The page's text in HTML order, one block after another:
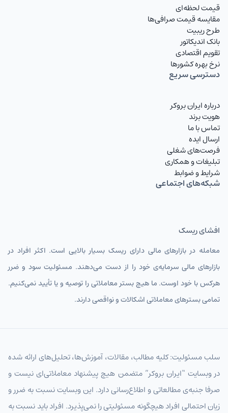
قیمت لحظه‌ای
مقایسه قیمت صرافی‌ها
طرح ریبیت
بانک اندیکاتور
تقویم اقتصادی
نرخ بهره کشورها
دسترسی سریع
درباره ایران بروکر
هویت برند
تماس با ما
ارسال ایده
فرصت‌های شغلی
تبلیغات و همکاری
شرایط و ضوابط
شبکه‌های اجتماعی
افشای ریسک
معامله در بازارهای مالی دارای ریسک بسیار بالایی است. اکثر افراد در
بازارهای مالی سرمایه‌ی خود را از دست می‌دهند. مسئولیت سود و ضرر
هرکس با خود اوست. ما هیچ بستر معاملاتی را توصیه و یا تأیید نمی‌کنیم.
تمامی بسترهای معاملاتی اشکالات و نواقصی دارند.
سلب مسئولیت: کلیه مطالب، مقالات، آموزش‌ها، تحلیل‌های ارائه شده
در وبسایت “ایران بروکر” متضمن هیچ پیشنهاد معاملاتی‌ای نیست و
صرفا جنبه‌ی مطالعاتی و اطلاع‌رسانی دارد. این وبسایت نسبت به ضرر و
زیان احتمالی افراد هیچگونه مسئولیتی را نمی‌پذیرد. افراد باید نسبت به